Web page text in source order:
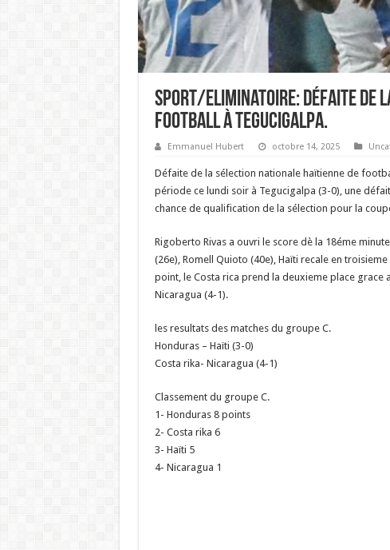
Sport/Eliminatoire: Défaite de
football à Tegucigalpa.
Emmanuel Hubert octobre 14, 2025
Défaite de la sélection nationale haïtienne de
période ce lundi soir à Tegucigalpa (3-0), une
chance de qualification de la sélection pour la
Rigoberto Rivas a ouvri le score dè la 18éme
(26e), Romell Quioto (40e), Haïti recale en
point, le Costa rica prend la deuxieme place grace
Nicaragua (4-1).
les resultats des matches du groupe C.
Honduras – Haïti (3-0)
Costa rika- Nicaragua (4-1)
Classement du groupe C.
1- Honduras 8 points
2- Costa rika 6
3- Haïti 5
4- Nicaragua 1